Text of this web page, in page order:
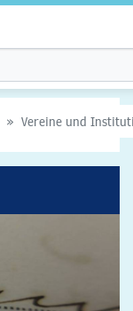
Vereine und